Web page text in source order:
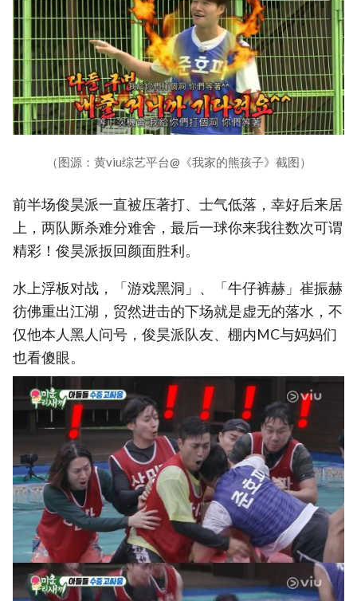
（图源：黄viu综艺平台@《我家的熊孩子》截图）
前半场俊昊派一直被压著打、士气低落，幸好后来居
上，两队厮杀难分难舍，最后一球你来我往数次可谓
精彩！俊昊派扳回颜面胜利。
水上浮板对战，「游戏黑洞」、「牛仔裤赫」崔振赫
彷佛重出江湖，贸然进击的下场就是虚无的落水，不
仅他本人黑人问号，俊昊派队友、棚内MC与妈妈们
也看傻眼。